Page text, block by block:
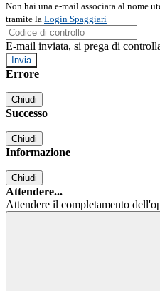
Non hai una e-mail associata al nome
tramite la Login Spaggiari
E-mail inviata, si prega di
Errore
Chiudi
Successo
Chiudi
Informazione
Chiudi
Attendere...
Attendere il completamento